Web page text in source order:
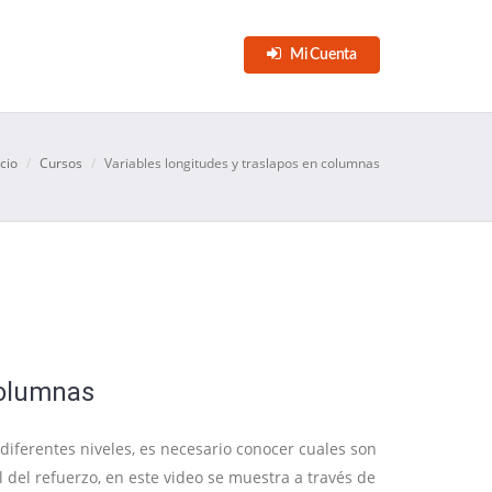
Mi Cuenta
Cursos Variables longitudes y traslapos en columnas
niveles, es necesario conocer cuales son
refuerzo, en este video se muestra a través de